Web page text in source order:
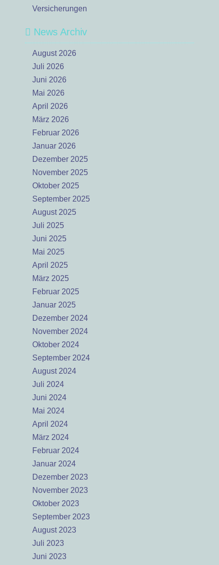
Versicherungen
News Archiv
August 2026
Juli 2026
Juni 2026
Mai 2026
April 2026
März 2026
Februar 2026
Januar 2026
Dezember 2025
November 2025
Oktober 2025
September 2025
August 2025
Juli 2025
Juni 2025
Mai 2025
April 2025
März 2025
Februar 2025
Januar 2025
Dezember 2024
November 2024
Oktober 2024
September 2024
August 2024
Juli 2024
Juni 2024
Mai 2024
April 2024
März 2024
Februar 2024
Januar 2024
Dezember 2023
November 2023
Oktober 2023
September 2023
August 2023
Juli 2023
Juni 2023